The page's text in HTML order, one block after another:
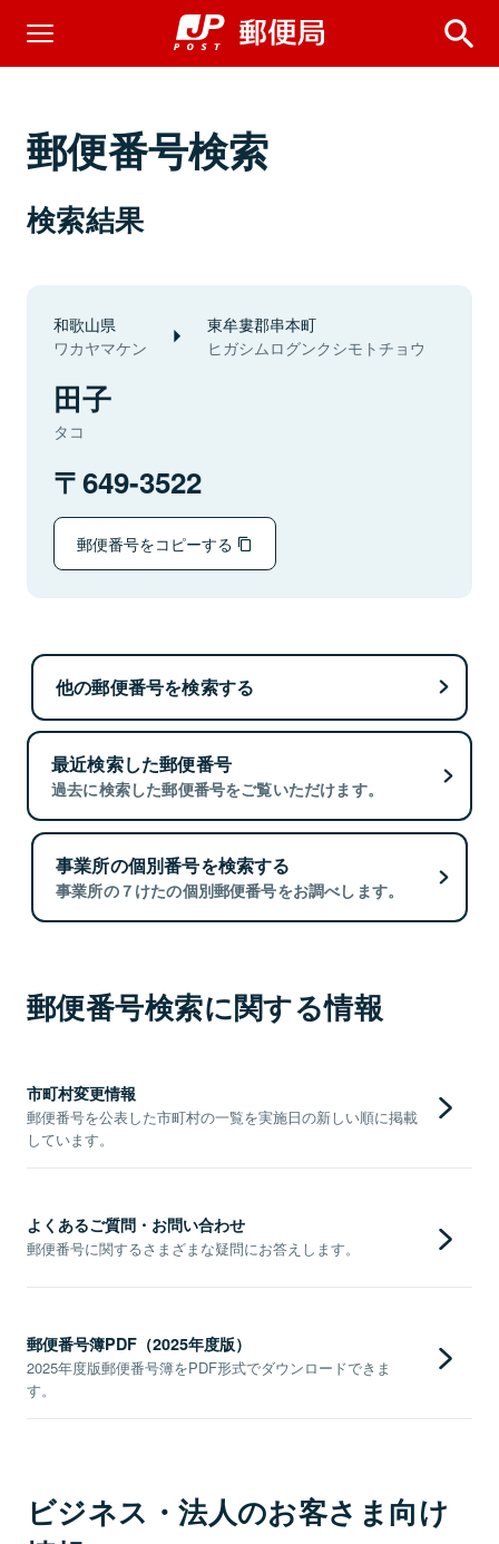
郵便番号検索
検索結果
和歌山県
ワカヤマケン
東牟婁郡串本町
ヒガシムログンクシモトチョウ
田子
タコ
649-3522
郵便番号をコピーする
他の郵便番号を検索する
最近検索した郵便番号
過去に検索した郵便番号をご覧いただけます。
事業所の個別番号を検索する
事業所の７けたの個別郵便番号をお調べします。
郵便番号検索に関する情報
市町村変更情報
郵便番号を公表した市町村の一覧を実施日の新しい順に掲載
しています。
よくあるご質問・お問い合わせ
郵便番号に関するさまざまな疑問にお答えします。
郵便番号簿PDF（2025年度版）
2025年度版郵便番号簿をPDF形式でダウンロードできま
す。
ビジネス・法人のお客さま向け